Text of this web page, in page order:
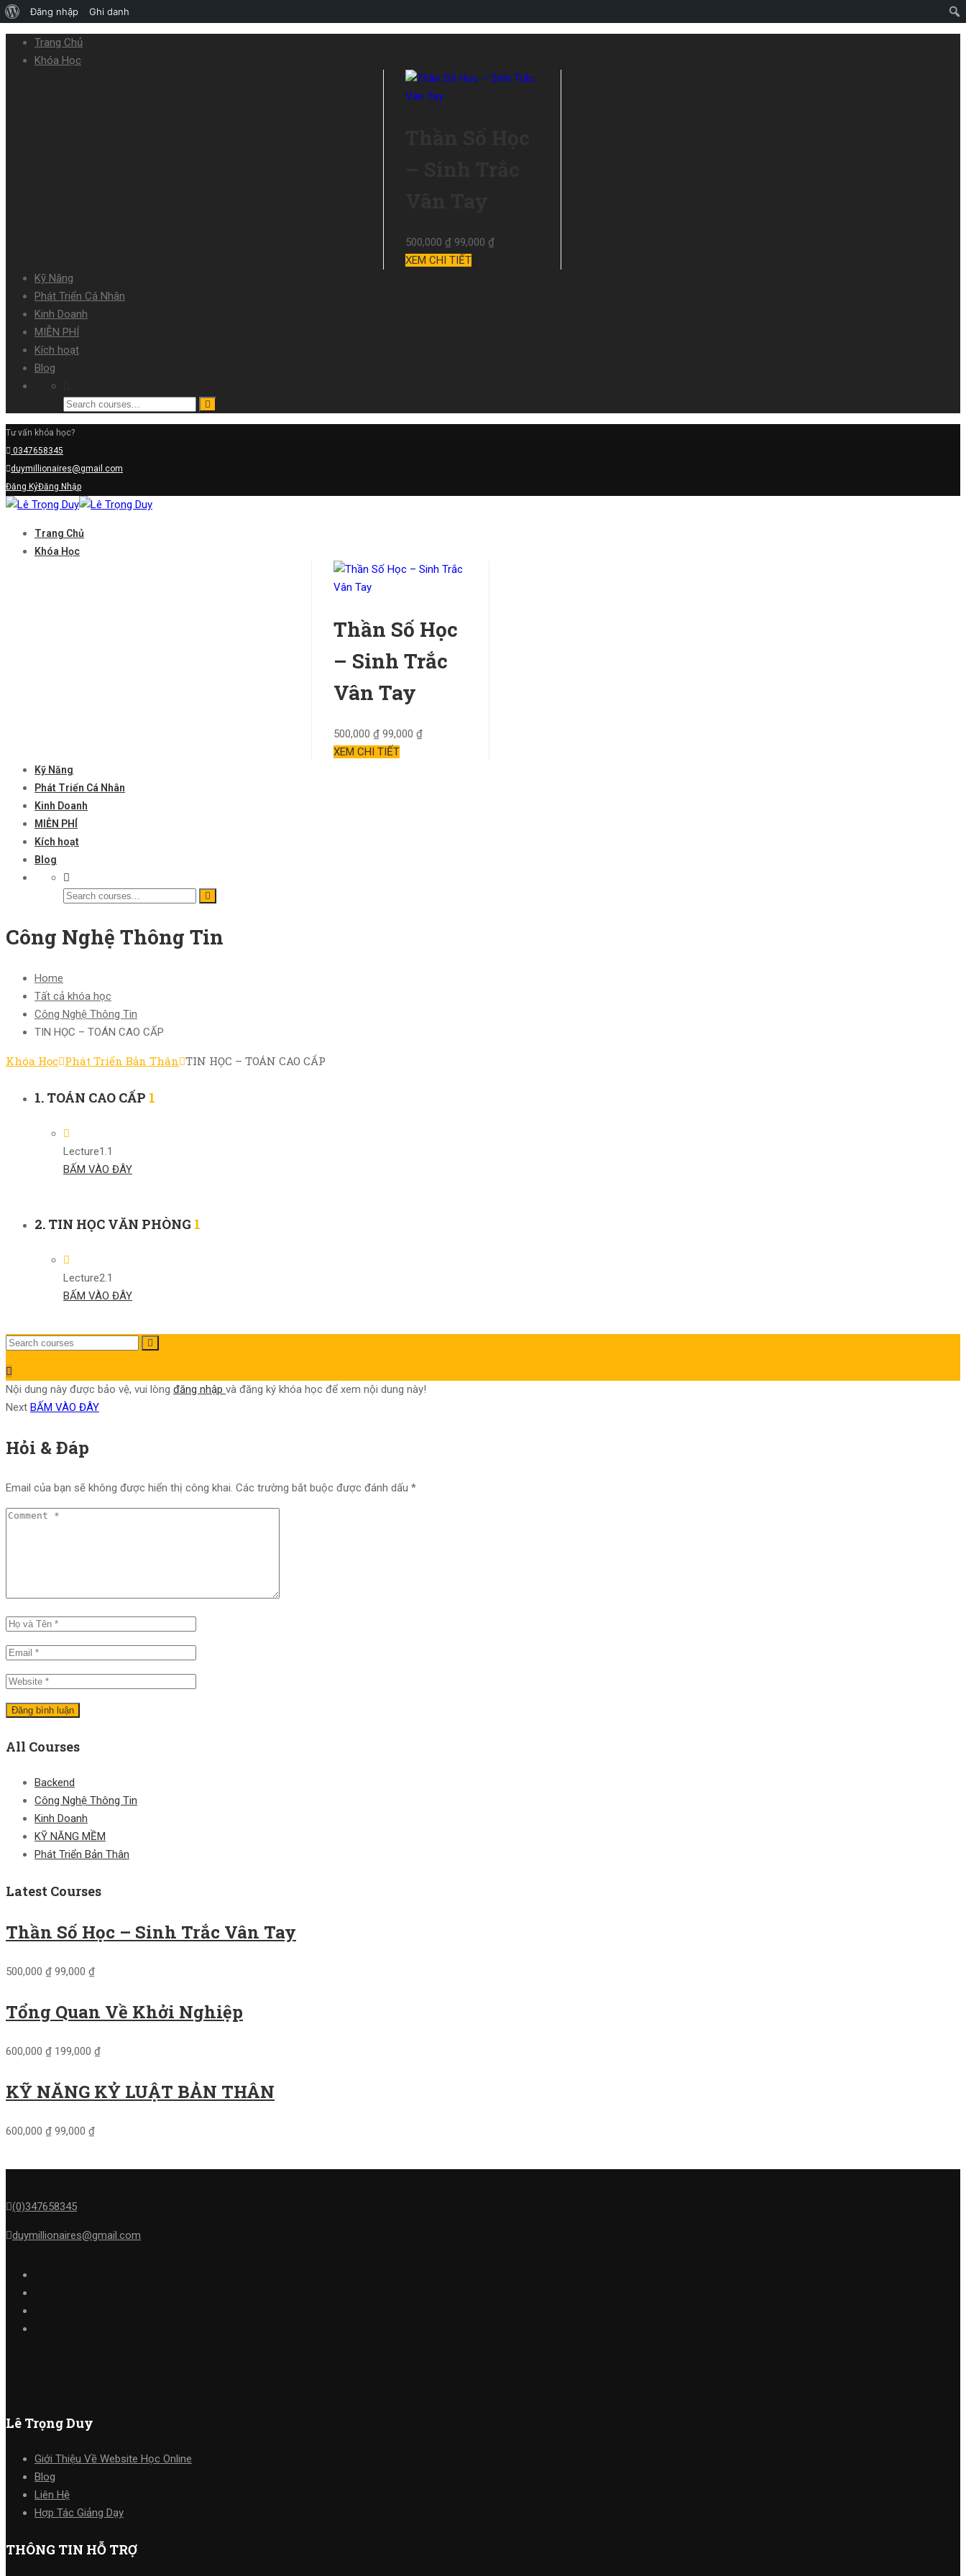
Trang Chủ
Khóa Học
500,000 ₫ 99,000 ₫
XEM CHI TIẾT
Kỹ Năng
Phát Triển Cá Nhân
Kinh Doanh
MIỄN PHÍ
Kích hoạt
Blog
Tư vấn khóa học?
0347658345
duymillionaires@gmail.com
Đăng KýĐăng Nhập
Trang Chủ
Khóa Học
Thần Số Học
– Sinh Trắc
Vân Tay
500,000 ₫ 99,000 ₫
XEM CHI TIẾT
Kỹ Năng
Phát Triển Cá Nhân
Kinh Doanh
MIỄN PHÍ
Kích hoạt
Blog
Công Nghệ Thông Tin
Home
Tất cả khóa học
Công Nghệ Thông Tin
TIN HỌC – TOÁN CAO CẤP
Khóa Học Phát Triển Bản Thân TIN HỌC – TOÁN CAO CẤP
1. TOÁN CAO CẤP 1
Lecture1.1
BẤM VÀO ĐÂY
2. TIN HỌC VĂN PHÒNG 1
Lecture2.1
BẤM VÀO ĐÂY
Nội dung này được bảo vệ, vui lòng đăng nhập và đăng ký khóa học để xem nội dung này!
Next BẤM VÀO ĐÂY
Hỏi & Đáp
Email của bạn sẽ không được hiển thị công khai. Các trường bắt buộc được đánh dấu *
All Courses
Backend
Công Nghệ Thông Tin
Kinh Doanh
KỸ NĂNG MỀM
Phát Triển Bản Thân
Latest Courses
Thần Số Học – Sinh Trắc Vân Tay
500,000 ₫ 99,000 ₫
Tổng Quan Về Khởi Nghiệp
600,000 ₫ 199,000 ₫
KỸ NĂNG KỶ LUẬT BẢN THÂN
600,000 ₫ 99,000 ₫
(0)347658345
duymillionaires@gmail.com
Lê Trọng Duy
Giới Thiệu Về Website Học Online
Blog
Liên Hệ
Hợp Tác Giảng Dạy
THÔNG TIN HỖ TRỢ
Đăng nhập Ghi danh